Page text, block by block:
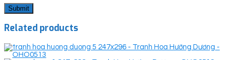
Related products